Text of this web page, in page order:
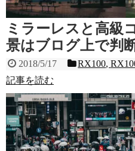
ミラーレスと高級
景はブログ上で判
2018/5/17 RX100,
記事を読む